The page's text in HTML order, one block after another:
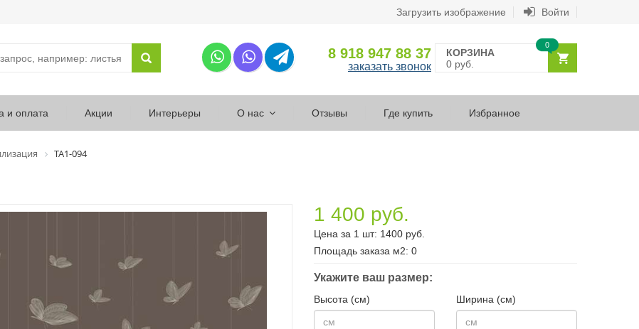
Загрузить изображение Войти
8 918 947 88 37
заказать звонок
КОРЗИНА
0 руб.
0
и оплата Акции Интерьеры О нас Отзывы Где купить Избранное
ТА1-094
1 400 руб.
Цена за 1 шт: 1400 руб.
Площадь заказа м2: 0
Укажите ваш размер:
Высота (см) Ширина (см)